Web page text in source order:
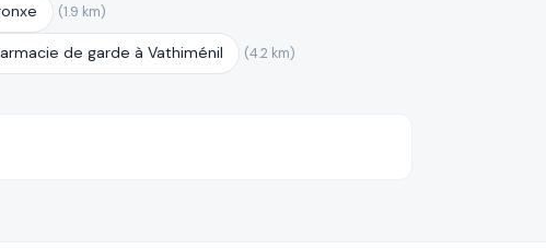
(1.9 km)
de garde à Vathiménil (4.2 km)